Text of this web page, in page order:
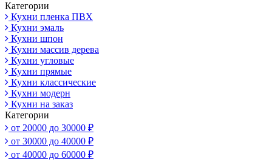
Категории
Кухни пленка ПВХ
Кухни эмаль
Кухни шпон
Кухни массив дерева
Кухни угловые
Кухни прямые
Кухни классические
Кухни модерн
Кухни на заказ
Категории
от 20000 до 30000 ₽
от 30000 до 40000 ₽
от 40000 до 60000 ₽